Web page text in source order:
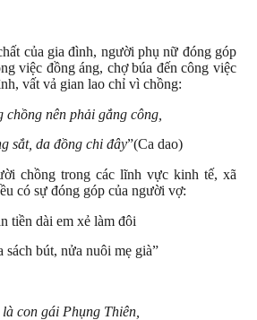
của gia đình, người phụ nữ đóng góp
việc đồng áng, chợ búa đến công việc
vất vả gian lao chỉ vì chồng:
chồng nên phải gắng công,
sắt, da đồng chi đây”(Ca dao)
chồng trong các lĩnh vực kinh tế, xã
có sự đóng góp của người vợ:
tiền dài em xẻ làm đôi
sách bút, nửa nuôi mẹ già”
là con gái Phụng Thiên,